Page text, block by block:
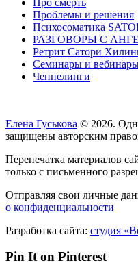
Проблемы и решения
Психосоматика
РАЗГОВОРЫ С
Ретрит Сатори
Семинары и
Ченнелинги
Елена Гуськова © 2026.
защищены авторским
Перепечатка материалов
только с письменного
Отправляя свои личные
о конфиденциальности
Разработка сайта: студия
Pin It on Pinterest